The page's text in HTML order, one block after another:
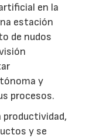
en la
estación
de nudos
y
procesos.
productividad,
y se